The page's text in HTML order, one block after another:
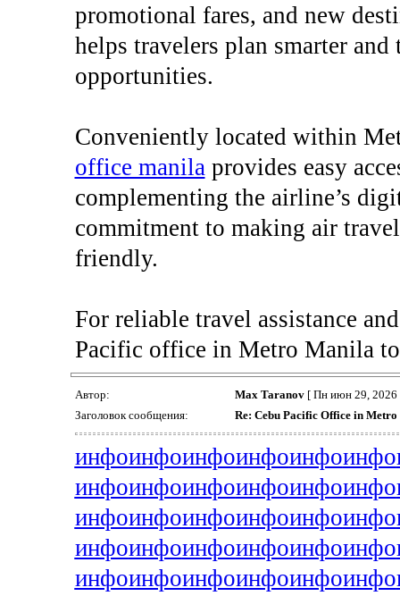
promotional fares, and new
helps travelers plan smarter
opportunities.
Conveniently located within
office manila provides easy
complementing the airline’s
commitment to making air
friendly.
For reliable travel assistance
Pacific office in Metro Manila
Автор: Max Taranov[ Пн июн 29, 2026
Заголовок сообщения:
Re: Cebu Pacific Office in
инфоинфоинфоинфоинфоинфо
инфоинфоинфоинфоинфоинфо
инфоинфоинфоинфоинфоинфо
инфоинфоинфоинфоинфоинфо
инфоинфоинфоинфоинфоинфо